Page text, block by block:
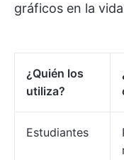
gráficos en la
¿Quién los
utiliza?
Estudiantes